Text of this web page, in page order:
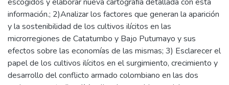
información.; 2)Analizar los factores que generan la aparición
y la sostenibilidad de los cultivos ilícitos en las
microrregiones de Catatumbo y Bajo Putumayo y sus
efectos sobre las economías de las mismas; 3) Esclarecer el
papel de los cultivos ilícitos en el surgimiento, crecimiento y
desarrollo del conflicto armado colombiano en las dos